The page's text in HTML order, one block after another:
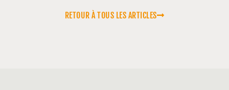
RETOUR À TOUS LES ARTICLES